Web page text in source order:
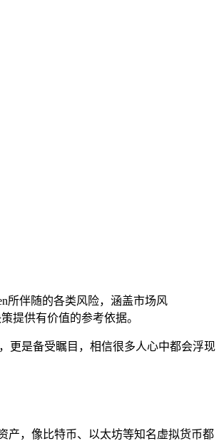
所伴随的各类风险，涵盖市场风
提供有价值的参考依据。
，更是备受瞩目，相信很多人心中都会浮现
产，像比特币、以太坊等知名虚拟货币都